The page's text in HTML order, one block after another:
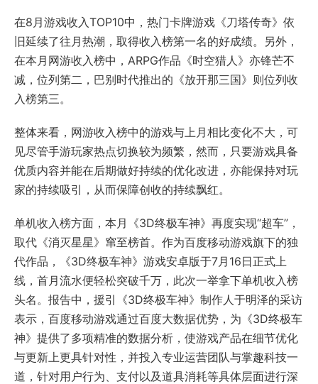
在8月游戏收入TOP10中，热门卡牌游戏《刀塔传奇》依
旧延续了往月热潮，取得收入榜第一名的好成绩。另外，
在本月网游收入榜中，ARPG作品《时空猎人》亦锋芒不
减，位列第二，巴别时代推出的《放开那三国》则位列收
入榜第三。
整体来看，网游收入榜中的游戏与上月相比变化不大，可
见尽管手游玩家热点切换较为频繁，然而，只要游戏具备
优质内容并能在后期做好持续的优化改进，亦能保持对玩
家的持续吸引，从而保障创收的持续飘红。
单机收入榜方面，本月《3D终极车神》再度实现“超车”，
取代《消灭星星》窜至榜首。作为百度移动游戏旗下的独
代作品，《3D终极车神》游戏安卓版于7月16日正式上
线，首月流水便轻松突破千万，此次一举拿下单机收入榜
头名。报告中，援引《3D终极车神》制作人于明泽的采访
表示，百度移动游戏通过百度大数据优势，为《3D终极车
神》提供了多项精准的数据分析，使游戏产品在细节优化
与更新上更具针对性，并投入专业运营团队与掌趣科技一
道，针对用户行为、支付以及道具消耗等具体层面进行深